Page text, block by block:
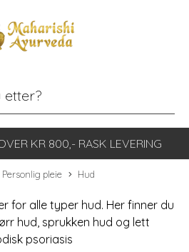
KR 800,- RASK LEVERING
Personlig pleie Hud
for alle typer hud. Her finner du
hud, sprukken hud og lett
psoriasis